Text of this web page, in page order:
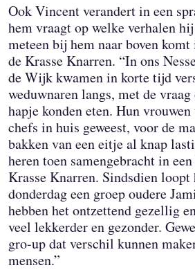
Ook Vincent verandert in een
hem vraagt op welke verhalen
meteen bij hem naar boven
de Krasse Knarren. “In ons
de Wijk kwamen in korte tijd
weduwnaren langs, met de
hapje konden eten. Hun
chefs in huis geweest, voor de
bakken van een eitje al knap
heren toen samengebracht in
Krasse Knarren. Sindsdien
donderdag een groep oudere
hebben het ontzettend gezellig
veel lekkerder en gezonder.
gro-up dat verschil kunnen
mensen.”